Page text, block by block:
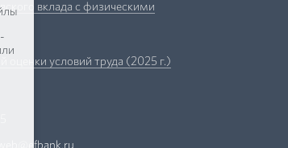
вклада с физическими
оценки условий труда (2025 г.)
web@efbank.ru